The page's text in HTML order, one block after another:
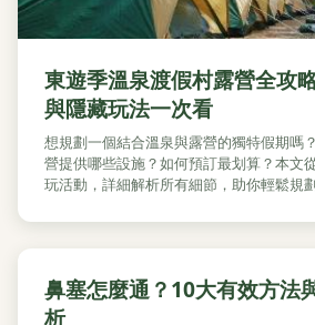
東遊季溫泉渡假村露營全攻
與隱藏玩法一次看
想規劃一個結合溫泉與露營的獨特假期嗎
營提供哪些設施？如何預訂最划算？本文
玩活動，詳細解析所有細節，助你輕鬆規
鼻塞怎麼通？10大有效方法
析